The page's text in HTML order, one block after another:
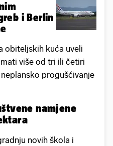
i Berlin
obiteljskih kuća uveli
više od tri ili četiri
progušćivanje
namjene
novih škola i